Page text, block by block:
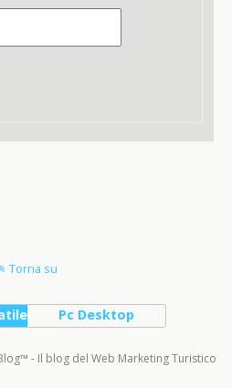
Torna su
Pc Desktop
- Il blog del Web Marketing Turistico